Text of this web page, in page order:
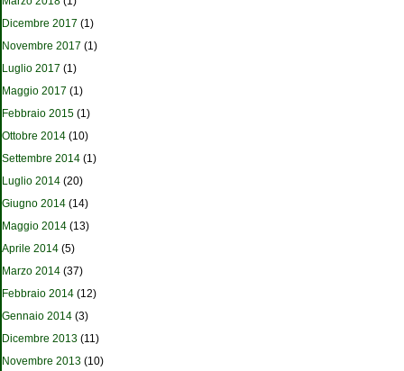
Dicembre 2017 (1)
Novembre 2017 (1)
Luglio 2017 (1)
Maggio 2017 (1)
Febbraio 2015 (1)
Ottobre 2014 (10)
Settembre 2014 (1)
Luglio 2014 (20)
Giugno 2014 (14)
Maggio 2014 (13)
Aprile 2014 (5)
Marzo 2014 (37)
Febbraio 2014 (12)
Gennaio 2014 (3)
Dicembre 2013 (11)
Novembre 2013 (10)